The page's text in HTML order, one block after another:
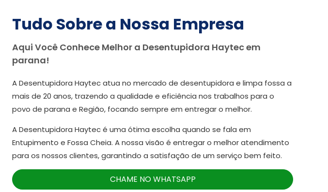
Tudo Sobre a Nossa Empresa
Aqui Você Conhece Melhor a Desentupidora Haytec em
parana!
A Desentupidora Haytec atua no mercado de desentupidora e limpa fossa a
mais de 20 anos, trazendo a qualidade e eficiência nos trabalhos para o
povo de parana e Região, focando sempre em entregar o melhor.
A Desentupidora Haytec é uma ótima escolha quando se fala em
Entupimento e Fossa Cheia. A nossa visão é entregar o melhor atendimento
para os nossos clientes, garantindo a satisfação de um serviço bem feito.
CHAME NO WHATSAPP